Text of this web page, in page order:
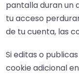
pantalla duran un
tu acceso
de tu cuenta, las
Si editas o
cookie adicional